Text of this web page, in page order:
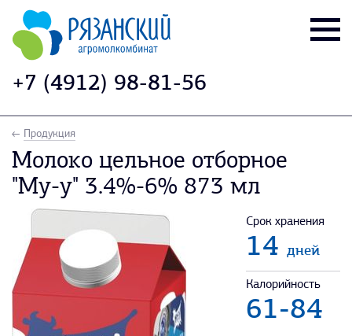
+7 (4912) 98-81-56
Продукция
Молоко цельное отборное
"Му-у" 3.4%-6% 873 мл
Срок хранения
14 дней
Калорийность
61-84